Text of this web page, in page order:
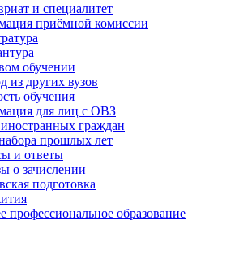
и специалитет
приёмной комиссии
обучении
из других вузов
обучения
для лиц с ОВЗ
граждан
прошлых лет
и ответы
о зачислении
подготовка
профессиональное образование